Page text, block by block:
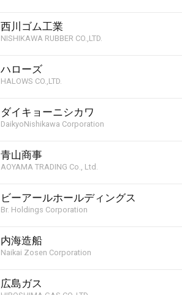
西川ゴム工業
NISHIKAWA RUBBER CO.,LTD.
ハローズ
HALOWS CO.,LTD.
ダイキョーニシカワ
DaikyoNishikawa Corporation
青山商事
AOYAMA TRADING Co., Ltd.
ビーアールホールディングス
Br. Holdings Corporation
内海造船
Naikai Zosen Corporation
広島ガス